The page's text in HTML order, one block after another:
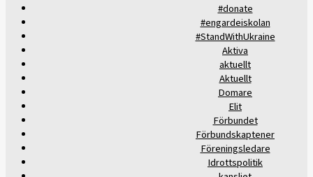
#donate
#engardeiskolan
#StandWithUkraine
Aktiva
aktuellt
Aktuellt
Domare
Elit
Förbundet
Förbundskaptener
Föreningsledare
Idrottspolitik